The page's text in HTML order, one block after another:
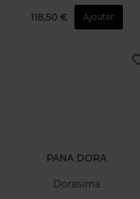
118,50 € Ajouter
PANA DORA
Dorasima